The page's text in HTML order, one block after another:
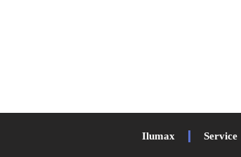
Ilumax Service